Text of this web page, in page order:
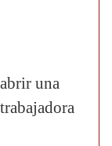
una